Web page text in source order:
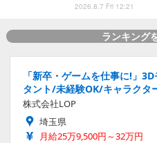
2026.8.7 Fri 12:21
ランキング
「新卒・ゲームを仕事に!」
タント/未経験OK/キャラクタ
株式会社LOP
埼玉県
月給25万9,500円～32万円